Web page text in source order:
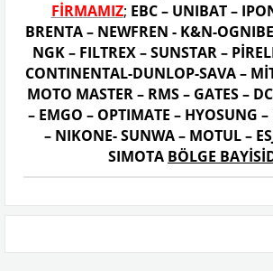
FİRMAMIZ; EBC – UNIBAT –
BRENTA – NEWFREN - K&N-
NGK – FILTREX – SUNSTAR –
CONTINENTAL-DUNLOP-SAVA –
MOTO MASTER – RMS – GATES –
– EMGO – OPTIMATE – HYOSUNG
– NIKONE- SUNWA – MOTUL –
SIMOTA BÖLGE